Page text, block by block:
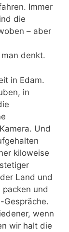
Immer
die
– aber
denkt.
in Edam.
in
Und
kiloweise
Land und
packen und
Gespräche.
wenn
wir halt die